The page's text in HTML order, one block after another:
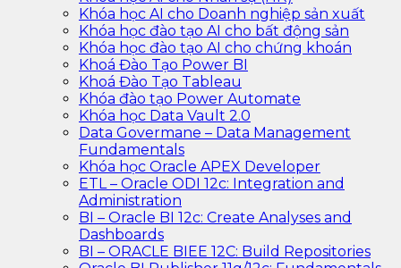
Khóa học AI cho Doanh nghiệp sản xuất
Khóa học đào tạo AI cho bất động sản
Khóa học đào tạo AI cho chứng khoán
Khoá Đào Tạo Power BI
Khoá Đào Tạo Tableau
Khóa đào tạo Power Automate
Khóa học Data Vault 2.0
Data Govermane – Data Management
Fundamentals
Khóa học Oracle APEX Developer
ETL – Oracle ODI 12c: Integration and
Administration
BI – Oracle BI 12c: Create Analyses and
Dashboards
BI – ORACLE BIEE 12C: Build Repositories